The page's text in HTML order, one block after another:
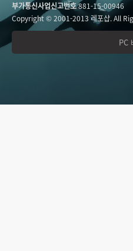
부가통신사업신고번호881-15-00946
Copyright © 2001-2013 레포샵. All
PC